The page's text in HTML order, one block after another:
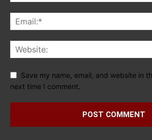
Save my name, email, and website in
next time I comment.